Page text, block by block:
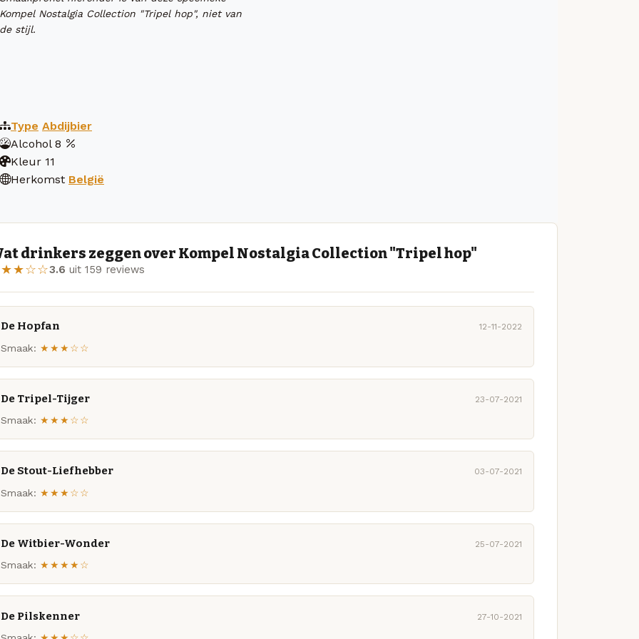
Kompel Nostalgia Collection "Tripel hop", niet van
de stijl.
Type Abdijbier
Alcohol 8
Kleur 11
Herkomst België
drinkers zeggen over Kompel Nostalgia Collection "Tripel hop"
3.6 uit 159 reviews
De Hopfan 12-11-2022
Smaak: ★★★☆☆
De Tripel-Tijger 23-07-2021
Smaak: ★★★☆☆
De Stout-Liefhebber 03-07-2021
Smaak: ★★★☆☆
De Witbier-Wonder 25-07-2021
Smaak: ★★★★☆
De Pilskenner 27-10-2021